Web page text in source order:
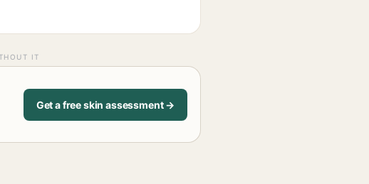
IT
Get a free skin assessment →